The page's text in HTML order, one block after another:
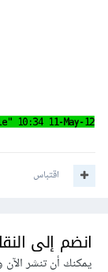
اقتباس
انضم إلى
يمكنك أن تنشر